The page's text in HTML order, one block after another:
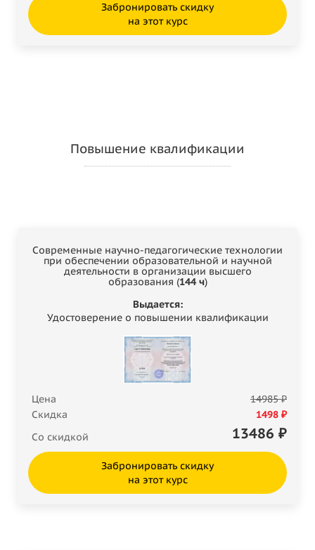
Забронировать скидку
на этот курс
Повышение квалификации
Современные научно-педагогические технологии
при обеспечении образовательной и научной
деятельности в организации высшего
образования (144 ч)
Выдается:
Удостоверение о повышении квалификации
Цена
14985 ₽
Скидка
1498 ₽
Со скидкой
13486 ₽
Забронировать скидку
на этот курс